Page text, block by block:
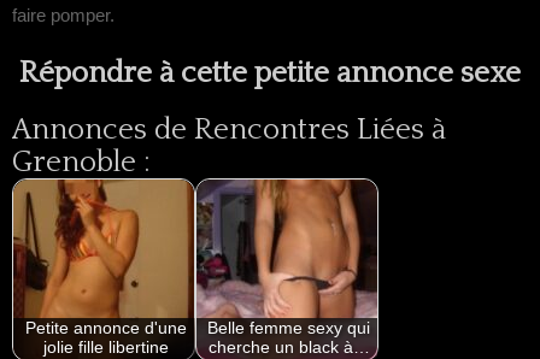
faire pomper.
Répondre à cette petite annonce sexe
Annonces de Rencontres Liées à
Grenoble :
Petite annonce d'une
jolie fille libertine
Belle femme sexy qui
cherche un black à…